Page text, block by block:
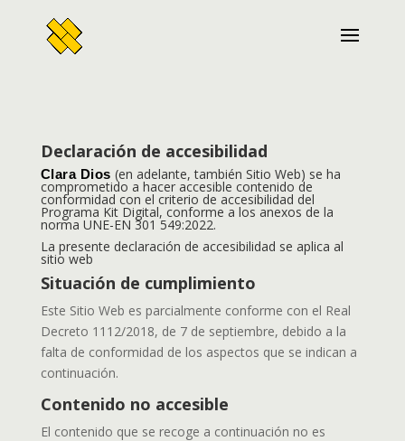
Declaración de accesibilidad
Clara Dios (en adelante, también Sitio Web) se ha
comprometido a hacer accesible contenido de
conformidad con el criterio de accesibilidad del
Programa Kit Digital, conforme a los anexos de la
norma UNE-EN 301 549:2022.
La presente declaración de accesibilidad se aplica al
sitio web
Situación de cumplimiento
Este Sitio Web es parcialmente conforme con el Real
Decreto 1112/2018, de 7 de septiembre, debido a la
falta de conformidad de los aspectos que se indican a
continuación.
Contenido no accesible
El contenido que se recoge a continuación no es